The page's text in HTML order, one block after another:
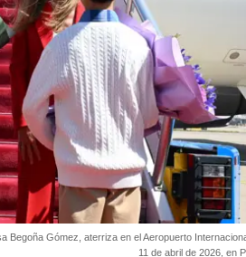
Begoña Gómez, aterriza en el Aeropuerto
11 de abril de 2026, en